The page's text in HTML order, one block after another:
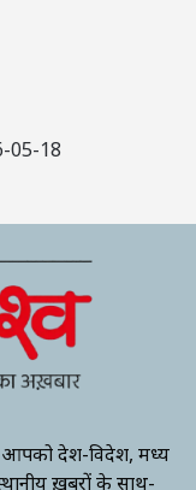
05-18
आपको देश-विदेश, मध्य
ख़बरों के साथ-